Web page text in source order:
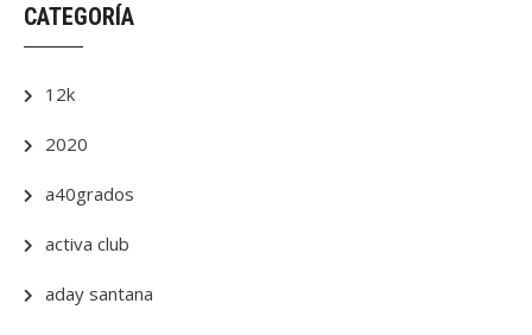
CATEGORÍA
12k
2020
a40grados
activa club
aday santana